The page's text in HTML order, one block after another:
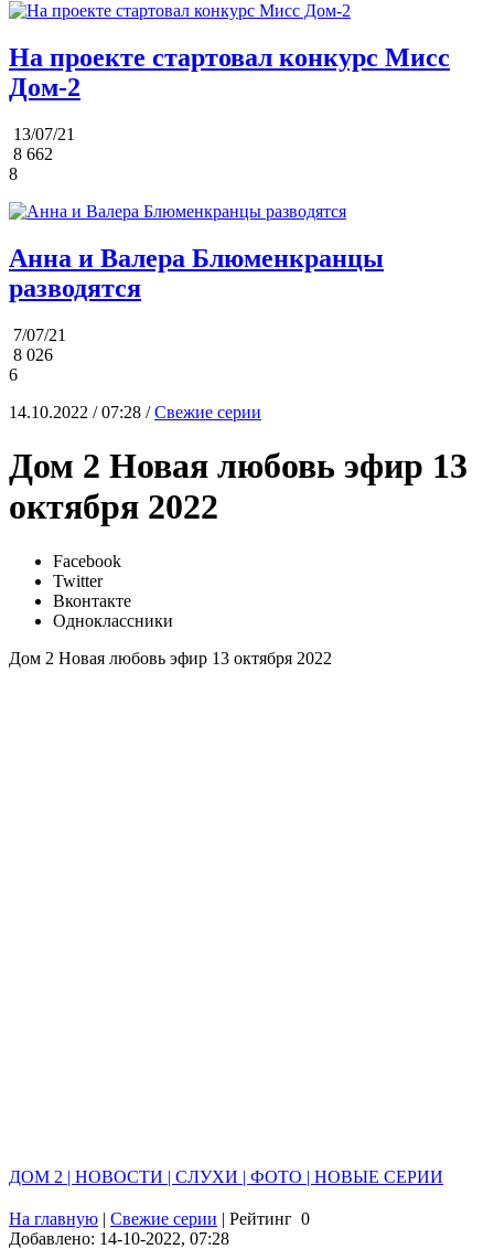
На проекте стартовал конкурс Мисс
Дом-2
13/07/21
8 662
8
Анна и Валера Блюменкранцы
разводятся
7/07/21
8 026
6
14.10.2022 / 07:28 /Свежие серии
Дом 2 Новая любовь эфир 13
октября 2022
Facebook
Twitter
Вконтакте
Одноклассники
Дом 2 Новая любовь эфир 13 октября 2022
ДОМ 2 | НОВОСТИ | СЛУХИ | ФОТО | НОВЫЕ СЕРИИ
На главную | Свежие серии | Рейтинг 0
Добавлено: 14-10-2022, 07:28